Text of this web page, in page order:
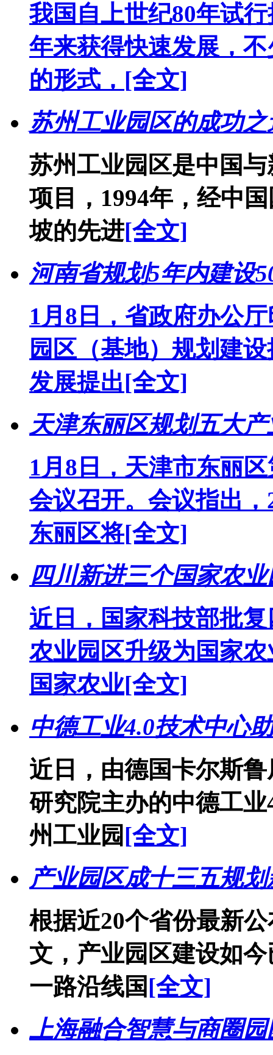
我国自上世纪80年试
年来获得快速发展，
的形式， [全文]
苏州工业园区的成功
苏州工业园区是中国
项目，1994年，经中
坡的先进[全文]
河南省规划5年内建设
1月8日，省政府办公
园区（基地）规划建
发展提出[全文]
天津东丽区规划五大
1月8日，天津市东丽
会议召开。会议指出
东丽区将[全文]
四川新进三个国家农
近日，国家科技部批
农业园区升级为国家
国家农业[全文]
中德工业4.0技术中心
近日，由德国卡尔斯
研究院主办的中德工
州工业园 [全文]
产业园区成十三五规
根据近20个省份最新
文，产业园区建设如
一路沿线国[全文]
上海融合智慧与商圈